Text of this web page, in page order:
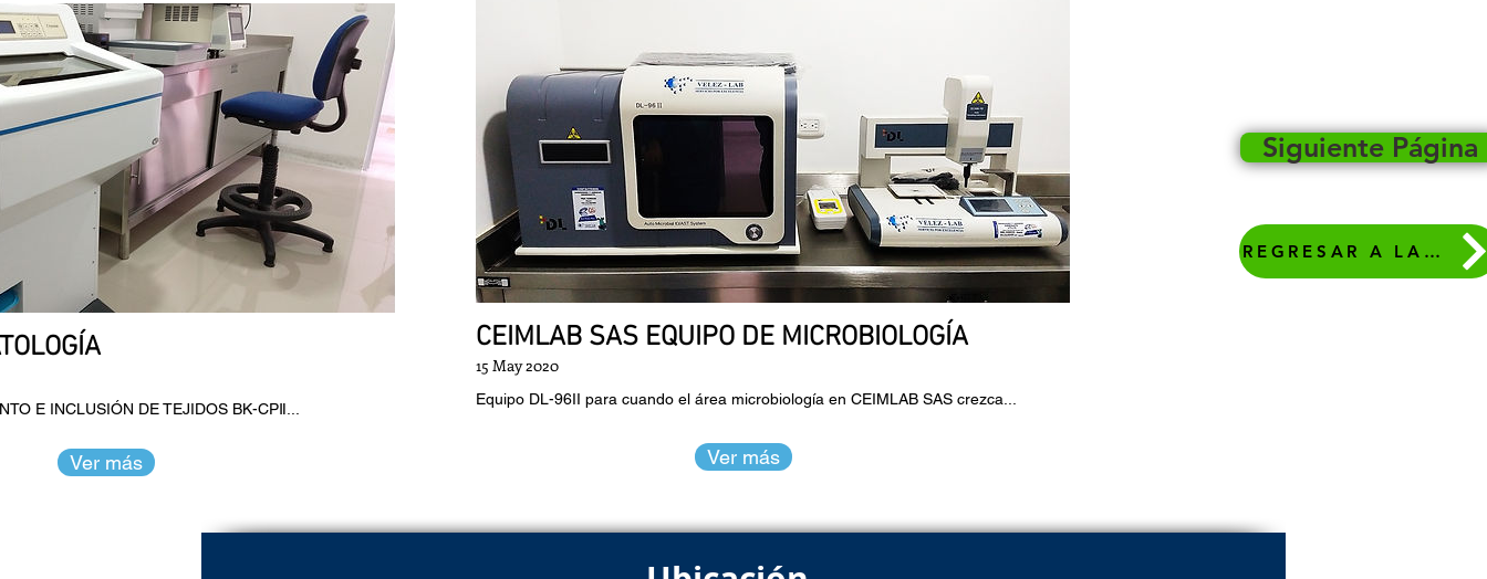
E INCLUSIÓN DE TEJIDOS BK-CPⅡ...
Ver más
CEIMLAB SAS EQUIPO DE MICROBIOLOGÍA
15 May 2020
Equipo DL-96II para cuando el área microbiología en CEIMLAB SAS crezca...
Ver más
Siguiente Página
REGRESAR A LA PAGINA PRINCIPAL